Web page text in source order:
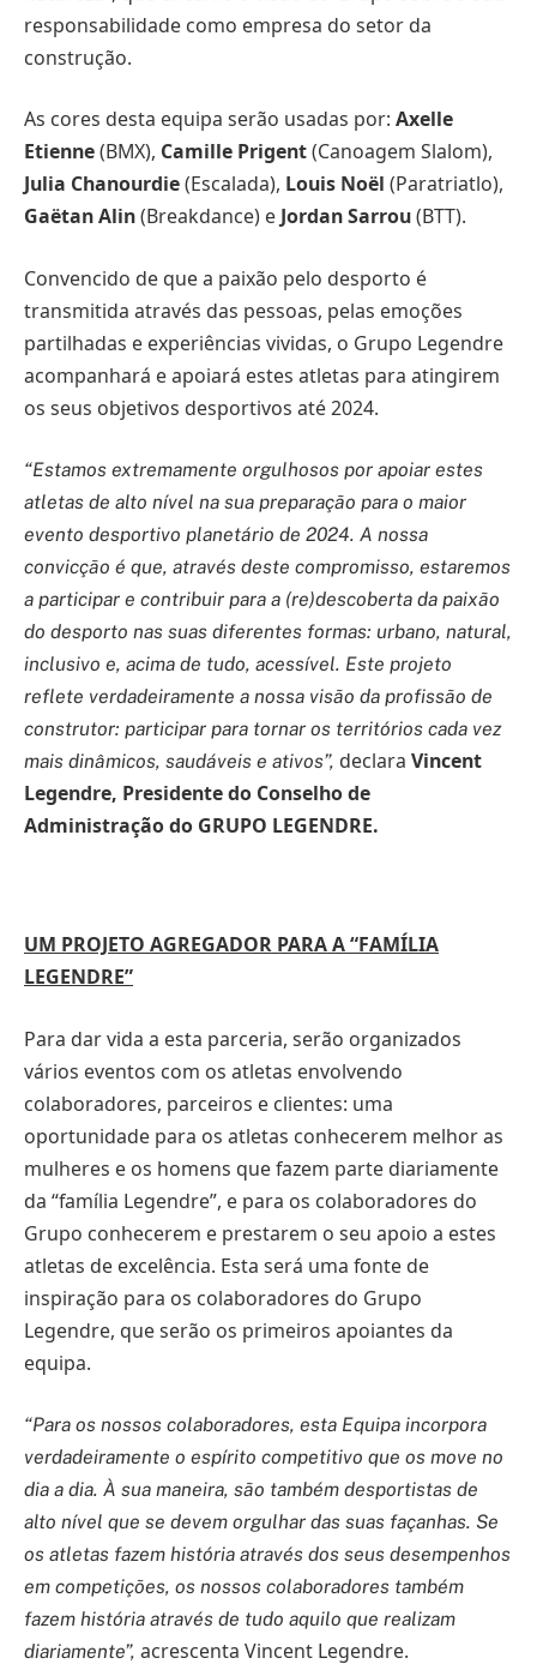
responsabilidade como empresa do setor da
construção.
As cores desta equipa serão usadas por: Axelle
Etienne(BMX), Camille Prigent(Canoagem Slalom),
Julia Chanourdie(Escalada), Louis Noël (Paratriatlo),
Gaëtan Alin(Breakdance) e Jordan Sarrou(BTT).
Convencido de que a paixão pelo desporto é
transmitida através das pessoas, pelas emoções
partilhadas e experiências vividas, o Grupo Legendre
acompanhará e apoiará estes atletas para atingirem
os seus objetivos desportivos até 2024.
“Estamos extremamente orgulhosos por apoiar estes
atletas de alto nível na sua preparação para o maior
evento desportivo planetário de 2024. A nossa
convicção é que, através deste compromisso, estaremos
a participar e contribuir para a (re)descoberta da paixão
do desporto nas suas diferentes formas: urbano, natural,
inclusivo e, acima de tudo, acessível. Este projeto
reflete verdadeiramente a nossa visão da profissão de
construtor: participar para tornar os territórios cada vez
mais dinâmicos, saudáveis e ativos”, declara Vincent
Legendre, Presidente do Conselho de
Administração do GRUPO LEGENDRE.
UM PROJETO AGREGADOR PARA A “FAMÍLIA
LEGENDRE”
Para dar vida a esta parceria, serão organizados
vários eventos com os atletas envolvendo
colaboradores, parceiros e clientes: uma
oportunidade para os atletas conhecerem melhor as
mulheres e os homens que fazem parte diariamente
da “família Legendre”, e para os colaboradores do
Grupo conhecerem e prestarem o seu apoio a estes
atletas de excelência. Esta será uma fonte de
inspiração para os colaboradores do Grupo
Legendre, que serão os primeiros apoiantes da
equipa.
“Para os nossos colaboradores, esta Equipa incorpora
verdadeiramente o espírito competitivo que os move no
dia a dia. À sua maneira, são também desportistas de
alto nível que se devem orgulhar das suas façanhas. Se
os atletas fazem história através dos seus desempenhos
em competições, os nossos colaboradores também
fazem história através de tudo aquilo que realizam
diariamente”, acrescenta Vincent Legendre.